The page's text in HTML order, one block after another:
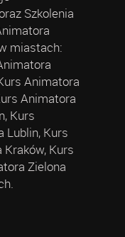
Szkolenia
miastach:
Animatora
Animatora
Kurs
Lublin, Kurs
Kurs
Zielona